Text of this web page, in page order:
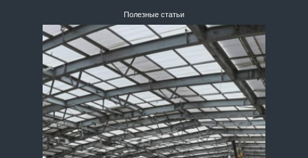
Полезные статьи